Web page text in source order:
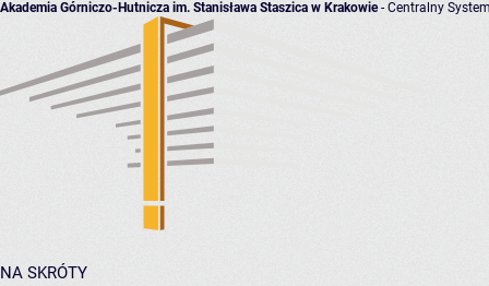
Akademia Górniczo-Hutnicza im. Stanisława Staszica w Krakowie- Centralny
NA SKRÓTY